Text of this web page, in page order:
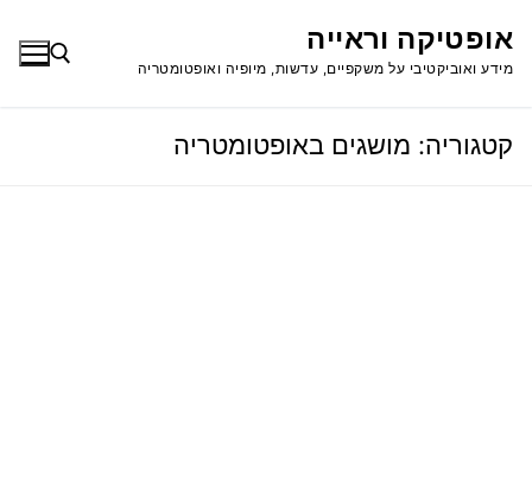
לתוכןאופטיקה וראייה
מידע ואוביקטיבי על משקפיים, עדשות, מיופיה ואופטומטריה
קטגוריה: מושגים באופטומטריה